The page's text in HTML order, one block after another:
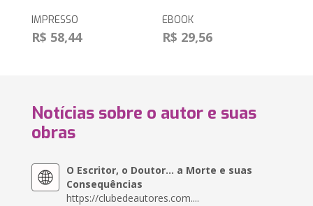
IMPRESSO
R$ 58,44
EBOOK
R$ 29,56
Notícias sobre o autor e suas
obras
O Escritor, o Doutor... a Morte e suas
Consequências
https://clubedeautores.com....